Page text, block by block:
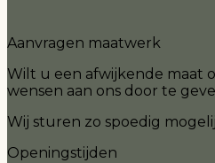
Aanvragen maatwerk
Wilt u een afwijkende maat
wensen aan ons door te
Wij sturen zo spoedig
Openingstijden